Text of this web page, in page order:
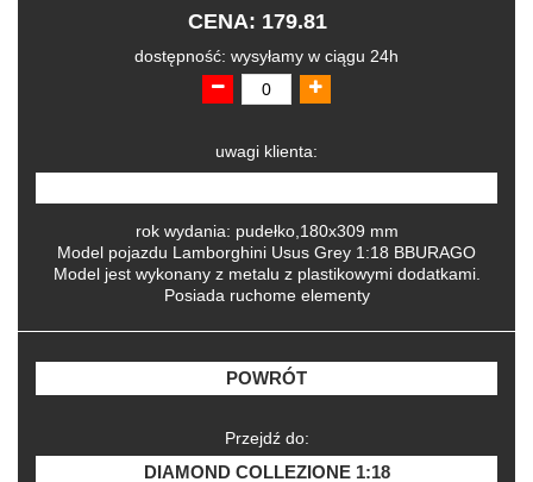
CENA: 179.81
dostępność: wysyłamy w ciągu 24h
uwagi klienta:
rok wydania: pudełko,180x309 mm
Model pojazdu Lamborghini Usus Grey 1:18 BBURAGO
Model jest wykonany z metalu z plastikowymi dodatkami.
Posiada ruchome elementy
POWRÓT
Przejdź do:
DIAMOND COLLEZIONE 1:18